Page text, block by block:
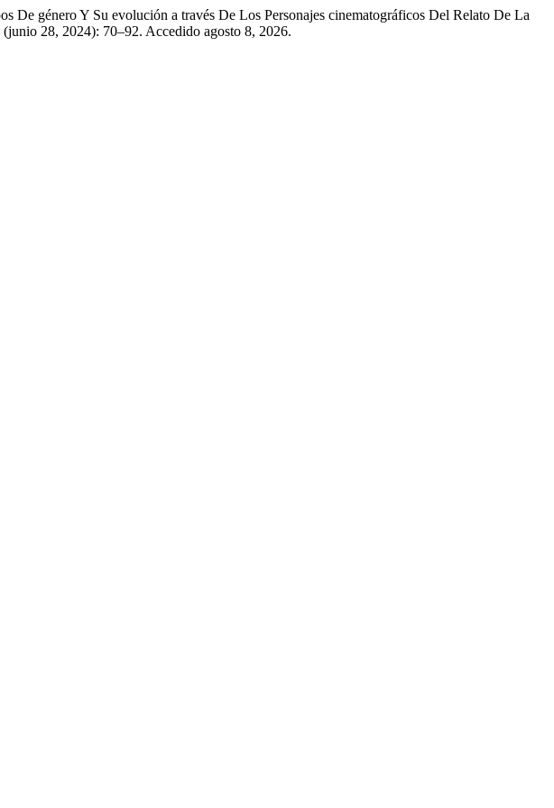
De género Y Su evolución a través De Los Personajes cinematográficos Del Relato De La
(junio 28, 2024): 70–92. Accedido agosto 8, 2026.